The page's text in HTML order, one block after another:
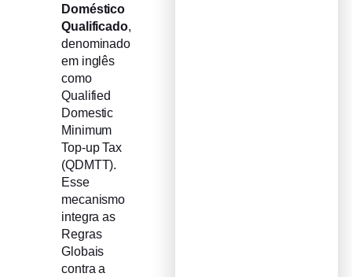
Doméstico
Qualificado,
denominado
em inglês
como
Qualified
Domestic
Minimum
Top-up Tax
(QDMTT).
Esse
mecanismo
integra as
Regras
Globais
contra a